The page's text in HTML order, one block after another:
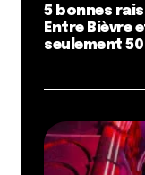
5 bonnes
Entre Bièvre
seulement